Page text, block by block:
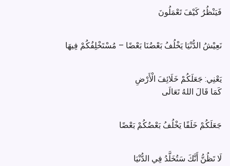
فَيَنْظُرُ كَيْفَ تَعْمَلُونَ
نَعِيْشُ الدُّنْيَا يَخْلُفُ بَعْضُنَا بَعْضًا – مُسْتَخْلِفُكُمْ فِيهَا
يَعْنِي: جَعَلَكُمْ خَلَائِفَ الْأَرْضِ
كَمَا قَالَ اللهُ تَعَالَى
جَعَلَكُمْ خَلَفًا يَخْلُفُ بَعْضُكُمْ بَعْضًا
لَا تَظُنُّ أَنَّكَ سَتُخَلَّدُ فِي الدُّنْيَا